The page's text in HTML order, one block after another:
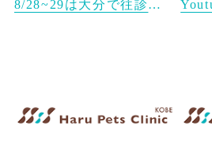
8/28~29は大分で往診です。